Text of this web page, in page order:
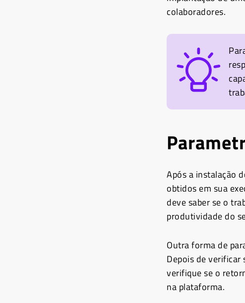
colaboradores.
Após a instalação
obtidos em sua
deve saber se o
produtividade do
Outra forma de
Depois de verificar
verifique se o
na plataforma.